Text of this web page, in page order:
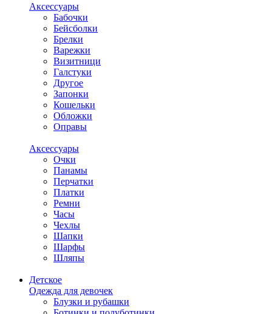
Аксессуары
Бабочки
Бейсболки
Брелки
Варежки
Визитници
Галстуки
Другое
Запонки
Кошельки
Обложки
Оправы
Аксессуары
Очки
Панамы
Перчатки
Платки
Ремни
Часы
Чехлы
Шапки
Шарфы
Шляпы
Детское
Одежда для девочек
Блузки и рубашки